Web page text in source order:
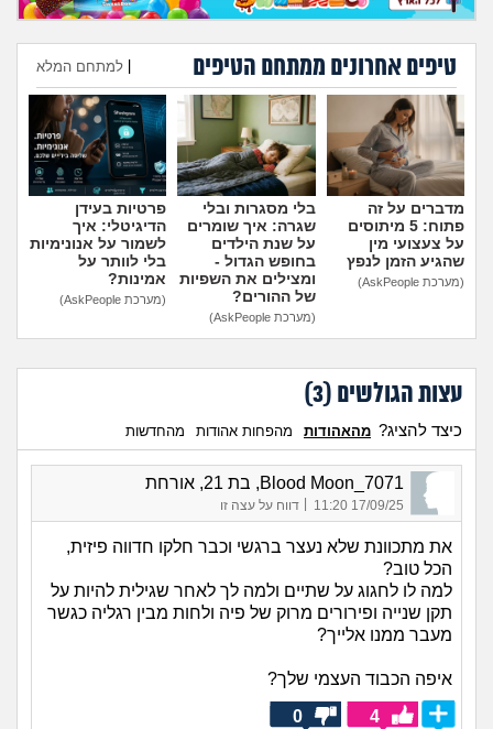
מה שעובר עליי
שומרים על הגוף
פיננסי וכלכלה
בין הסדינים
חיות מחמד
יוקר המחיה
טיפים אחרונים ממתחם הטיפים למתחם המלא
הוספת טיפ
מדברים על זה
פתוח: 5 מיתוסים
על צעצועי מין
שהגיע הזמן לנפץ
(מערכת AskPeople)
בלי מסגרות ובלי
שגרה: איך שומרים
על שנת הילדים
בחופש הגדול -
ומצילים את השפיות
של ההורים?
(מערכת AskPeople)
פרטיות בעידן
הדיגיטלי: איך
לשמור על אנונימיות
בלי לוותר על
אמינות?
(מערכת AskPeople)
עצות הגולשים (3
)
כיצד להציג? מהאהודות מהפחות אהודות מהחדשות
Blood Moon_7071, בת 21, אורחת
17/09/25 11:20 דווח על עצה זו
את מתכוונת שלא נעצר ברגשי וכבר חלקו חדווה פיזית,
הכל טוב?
למה לו לחגוג על שתיים ולמה לך לאחר שגילית להיות על
תקן שנייה ופירורים מרוק של פיה ולחות מבין רגליה כגשר
מעבר ממנו אלייך?
איפה הכבוד העצמי שלך?
4
0